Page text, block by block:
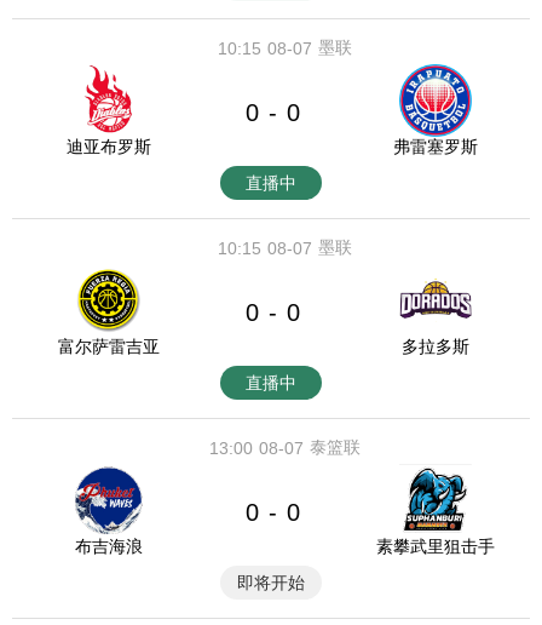
08-07
10:15 墨联
迪亚布罗斯
0 - 0
弗雷塞罗斯
直播中
08-07
10:15 墨联
富尔萨雷吉亚
0 - 0
多拉多斯
直播中
08-07
13:00 泰篮联
布吉海浪
0 - 0
素攀武里狙击手
即将开始